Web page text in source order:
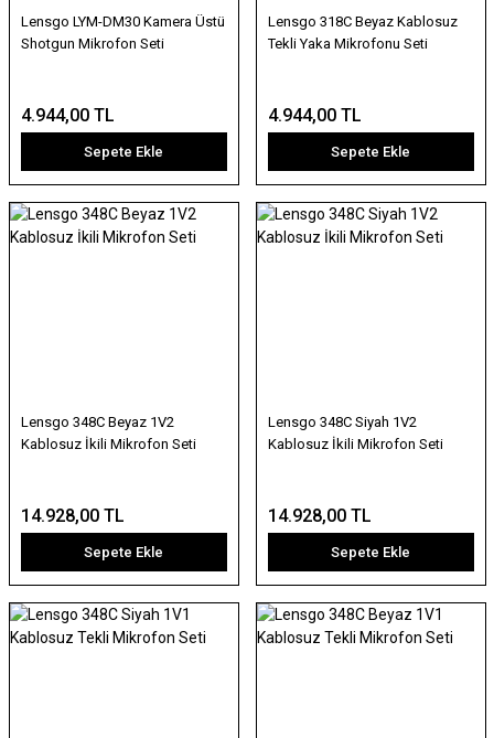
Lensgo LYM-DM30 Kamera Üstü
Shotgun Mikrofon Seti
4.944,00 TL
Sepete Ekle
Lensgo 318C Beyaz Kablosuz
Tekli Yaka Mikrofonu Seti
4.944,00 TL
Sepete Ekle
Lensgo 348C Beyaz 1V2
Kablosuz İkili Mikrofon Seti
14.928,00 TL
Sepete Ekle
Lensgo 348C Siyah 1V2
Kablosuz İkili Mikrofon Seti
14.928,00 TL
Sepete Ekle